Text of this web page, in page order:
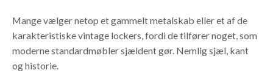
Mange vælger netop et gammelt metalskab eller et af de
karakteristiske vintage lockers, fordi de tilfører noget, som
moderne standardmøbler sjældent gør. Nemlig sjæl, kant
og historie.